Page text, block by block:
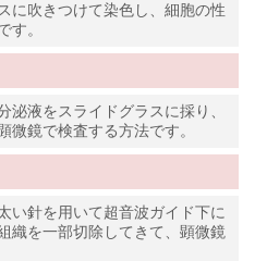
に吹きつけて染色し、細胞の性
す。
泌液をスライドグラスに採り、
微鏡で検査する方法です。
い針を用いて超音波ガイド下に
織を一部切除してきて、顕微鏡